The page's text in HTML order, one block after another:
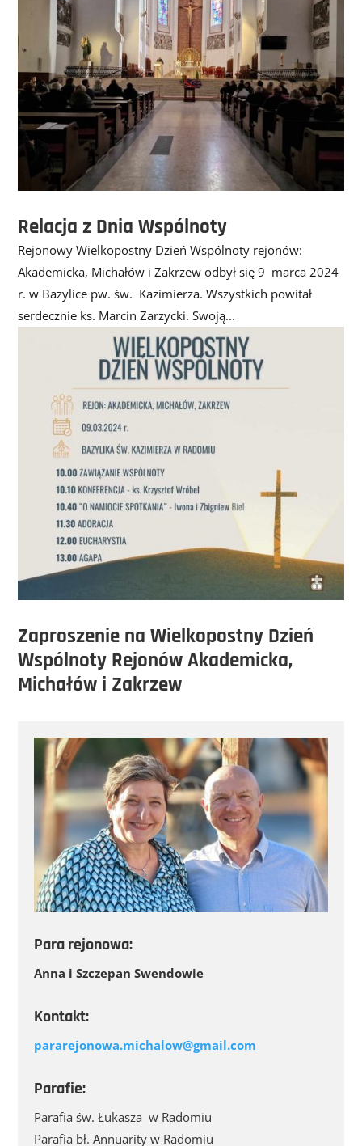
Relacja z Dnia Wspólnoty
Rejonowy Wielkopostny Dzień Wspólnoty rejonów:
Akademicka, Michałów i Zakrzew odbył się 9 marca 2024
r. w Bazylice pw. św. Kazimierza. Wszystkich powitał
serdecznie ks. Marcin Zarzycki. Swoją...
Zaproszenie na Wielkopostny Dzień
Wspólnoty Rejonów Akademicka,
Michałów i Zakrzew
Para rejonowa:
Anna i Szczepan Swendowie
Kontakt:
pararejonowa.michalow@gmail.com
Parafie:
Parafia św. Łukasza w Radomiu
Parafia bł. Annuarity w Radomiu